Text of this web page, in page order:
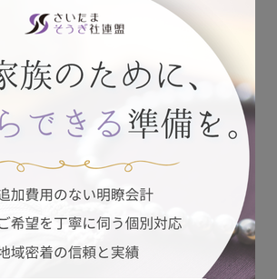
でもわかりました。
ービス業が存在し、当たり前のよう
たが、
のは、こんなにも素晴らしい事が出来